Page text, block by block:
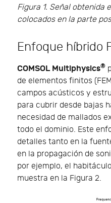
Figura 1. Señal obtenida
colocados en la parte
Enfoque híbrido
COMSOL Multiphysics®
de elementos finitos
campos acústicos y
para cubrir desde bajas
necesidad de mallados
todo el dominio. Este
detalles tanto en la
en la propagación de
por ejemplo, el
muestra en la Figura 2.